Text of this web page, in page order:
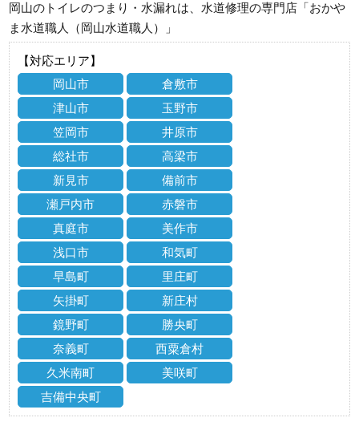
岡山のトイレのつまり・水漏れは、水道修理の専門店「おかや
ま水道職人（岡山水道職人）」
【対応エリア】
岡山市
倉敷市
津山市
玉野市
笠岡市
井原市
総社市
高梁市
新見市
備前市
瀬戸内市
赤磐市
真庭市
美作市
浅口市
和気町
早島町
里庄町
矢掛町
新庄村
鏡野町
勝央町
奈義町
西粟倉村
久米南町
美咲町
吉備中央町